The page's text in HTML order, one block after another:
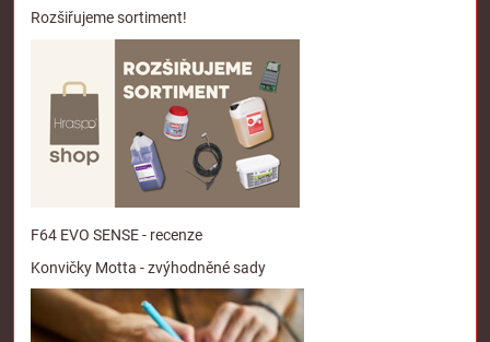
Rozšiřujeme sortiment!
F64 EVO SENSE - recenze
Konvičky Motta - zvýhodněné sady